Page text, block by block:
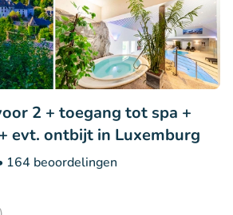
2 + toegang tot spa +
evt. ontbijt in Luxemburg
164 beoordelingen